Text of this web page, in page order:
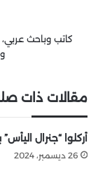
كاتب وباحث
مقالات ذات
أُركلوا “جنرال اليأس”
26 ديسمبر، 2024